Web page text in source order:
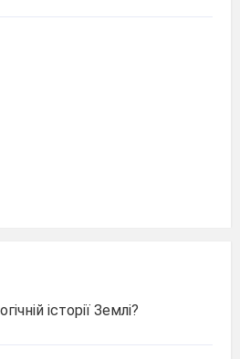
історії Землі?